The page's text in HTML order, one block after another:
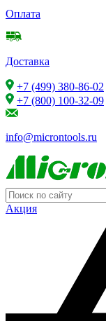
Оплата
Доставка
+7 (499) 380-86-02
+7 (800) 100-32-09
info@microntools.ru
Акция